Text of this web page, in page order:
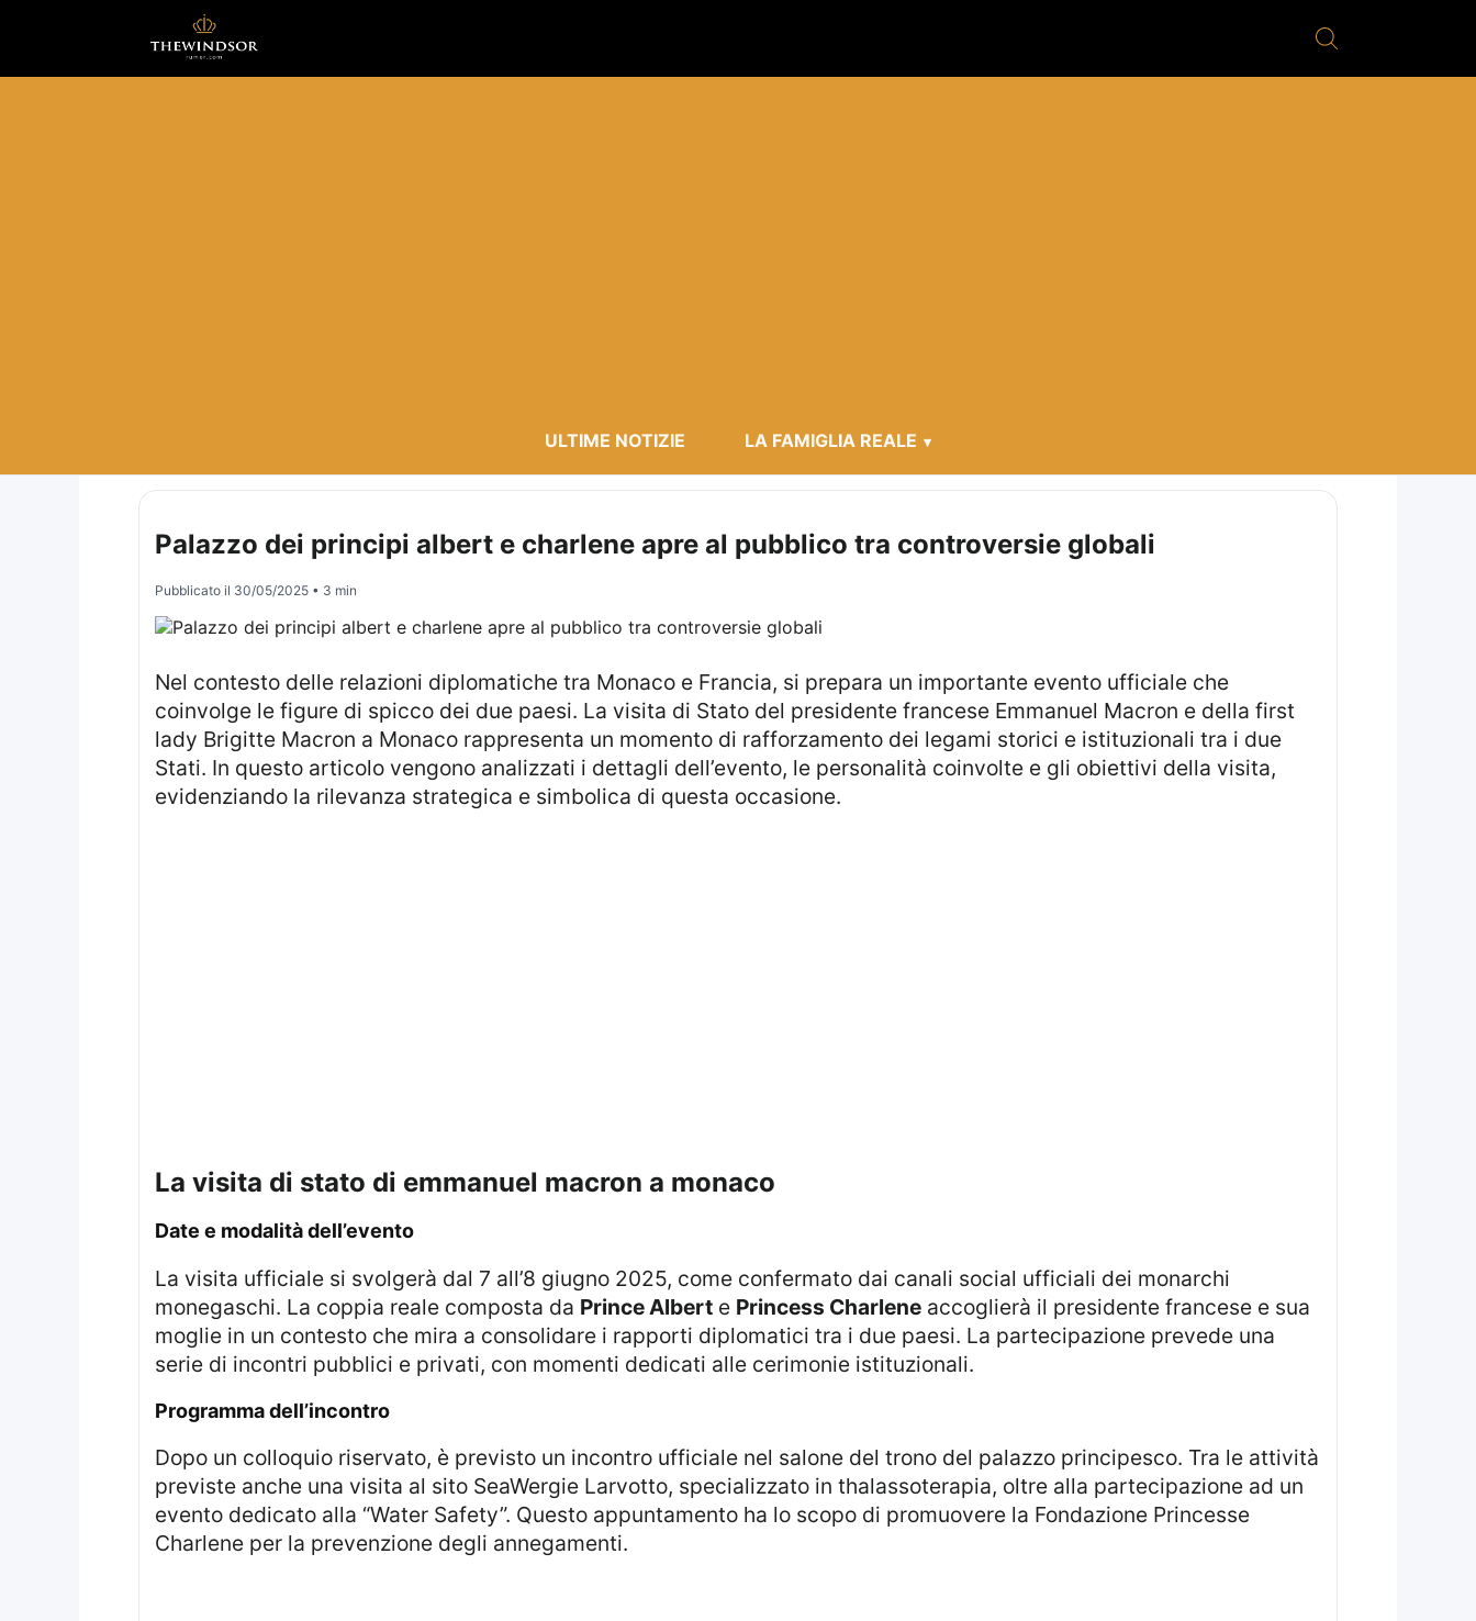
ULTIME NOTIZIE LA FAMIGLIA REALE
Palazzo dei principi albert e charlene apre al pubblico tra controversie globali
Pubblicato il 30/05/2025• 3 min
Nel contesto delle relazioni diplomatiche tra Monaco e Francia, si prepara un importante evento ufficiale che
coinvolge le figure di spicco dei due paesi. La visita di Stato del presidente francese Emmanuel Macron e della first
lady Brigitte Macron a Monaco rappresenta un momento di rafforzamento dei legami storici e istituzionali tra i due
Stati. In questo articolo vengono analizzati i dettagli dell’evento, le personalità coinvolte e gli obiettivi della visita,
evidenziando la rilevanza strategica e simbolica di questa occasione.
la visita di stato di emmanuel macron a monaco
date e modalità dell’evento
La visita ufficiale si svolgerà dal 7 all’8 giugno 2025, come confermato dai canali social ufficiali dei monarchi
monegaschi. La coppia reale composta da Prince Alberte Princess Charleneaccoglierà il presidente francese e sua
moglie in un contesto che mira a consolidare i rapporti diplomatici tra i due paesi. La partecipazione prevede una
serie di incontri pubblici e privati, con momenti dedicati alle cerimonie istituzionali.
programma dell’incontro
Dopo un colloquio riservato, è previsto un incontro ufficiale nel salone del trono del palazzo principesco. Tra le attività
previste anche una visita al sito SeaWergie Larvotto, specializzato in thalassoterapia, oltre alla partecipazione ad un
evento dedicato alla “Water Safety”. Questo appuntamento ha lo scopo di promuovere la Fondazione Princesse
Charlene per la prevenzione degli annegamenti.